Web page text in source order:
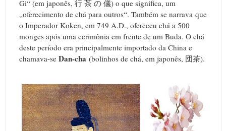
Gi“ (em japonês, 行 茶 の 儀) o que significa, um
„oferecimento de chá para outros“. Também se narrava que
o Imperador Koken, em 749 A.D., ofereceu chá a 500
monges após uma cerimônia em frente de um Buda. O chá
deste período era principalmente importado da China e
chamava-se Dan-cha (bolinhos de chá, em japonês, 団茶).